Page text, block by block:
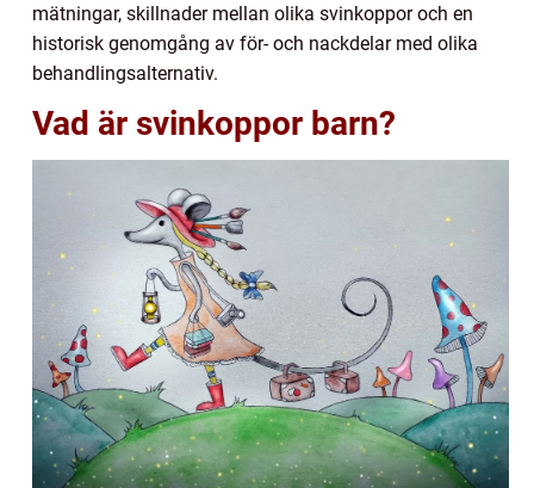
mätningar, skillnader mellan olika svinkoppor och en
historisk genomgång av för- och nackdelar med olika
behandlingsalternativ.
Vad är svinkoppor barn?